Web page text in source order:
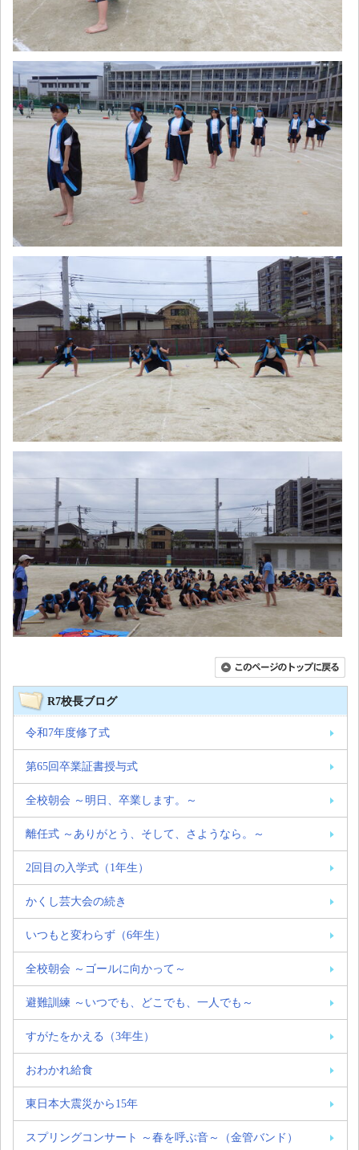
R7校長ブログ
令和7年度修了式
第65回卒業証書授与式
全校朝会 ～明日、卒業します。～
離任式 ～ありがとう、そして、さようなら。～
2回目の入学式（1年生）
かくし芸大会の続き
いつもと変わらず（6年生）
全校朝会 ～ゴールに向かって～
避難訓練 ～いつでも、どこでも、一人でも～
すがたをかえる（3年生）
おわかれ給食
東日本大震災から15年
スプリングコンサート ～春を呼ぶ音～（金管バンド）